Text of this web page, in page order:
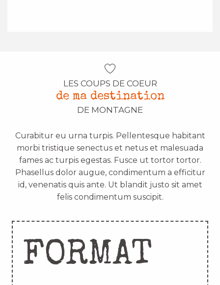
LES COUPS DE COEUR
de ma destination
DE MONTAGNE
Curabitur eu urna turpis. Pellentesque habitant
morbi tristique senectus et netus et malesuada
fames ac turpis egestas. Fusce ut tortor tortor.
Phasellus dolor augue, condimentum a efficitur
id, venenatis quis ante. Ut blandit justo sit amet
felis condimentum suscipit.
FORMAT